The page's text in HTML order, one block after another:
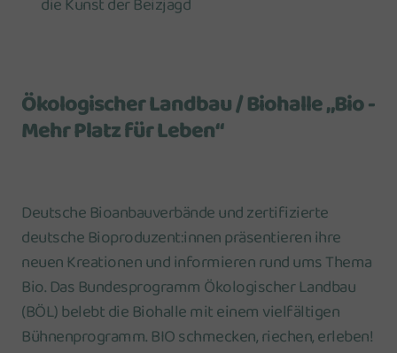
Ökologischer Landbau / Biohalle „Bio -
Mehr Platz für Leben“
Deutsche Bioanbauverbände und zertifizierte
deutsche Bioproduzent:innen präsentieren ihre
neuen Kreationen und informieren rund ums Thema
Bio. Das Bundesprogramm Ökologischer Landbau
(BÖL) belebt die Biohalle mit einem vielfältigen
Bühnenprogramm. BIO schmecken, riechen, erleben!